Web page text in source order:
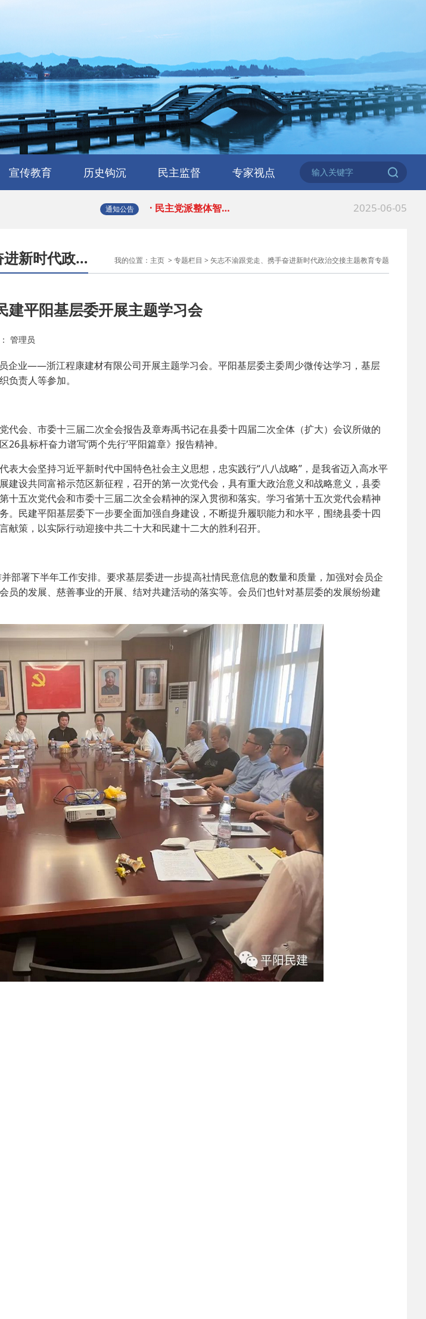
宣传教育 历史钩沉
浙江民建简史
人物传略
史海撷珠
浙江民建大事记
历史图库
民主监督 专家视点
通知公告
· 民建北仑六支部… 2026-06-18
· 中国民主建国会… 2026-02-25
· 中国民主建国会… 2025-08-28
· 民主党派整体智… 2025-06-05
· 中国民主建国会…
· 中国民主建国会… 2026-02-25
· 民主党派整体智… 2025-06-05
· 民建省委会民主…
· 中国民主建国会… 2024-08-28
· 中国民主建国会…
进新时代政… 我的位置： 主页 > 专题栏目 > 矢志不渝跟党走、携手奋进新时代政治交接主题教育专题
建平阳基层委开展主题学习会
管理员
业——浙江程康建材有限公司开展主题学习会。平阳基层委主委周少微传达学习，基层
负责人等参加。
会、市委十三届二次全会报告及章寿禹书记在县委十四届二次全体（扩大）会议所做的
26县标杆奋力谱写‘两个先行’平阳篇章》报告精神。
大会坚持习近平新时代中国特色社会主义思想，忠实践行“八八战略”，是我省迈入高水平
建设共同富裕示范区新征程，召开的第一次党代会，具有重大政治意义和战略意义，县委
十五次党代会和市委十三届二次全会精神的深入贯彻和落实。学习省第十五次党代会精神
。民建平阳基层委下一步要全面加强自身建设，不断提升履职能力和水平，围绕县委十四
献策，以实际行动迎接中共二十大和民建十二大的胜利召开。
署下半年工作安排。要求基层委进一步提高社情民意信息的数量和质量，加强对会员企
员的发展、慈善事业的开展、结对共建活动的落实等。会员们也针对基层委的发展纷纷建